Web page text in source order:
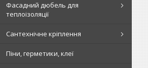
Фасадний дюбель для
теплоізоляції
Сантехнічне кріплення
Піни, герметики, клеї